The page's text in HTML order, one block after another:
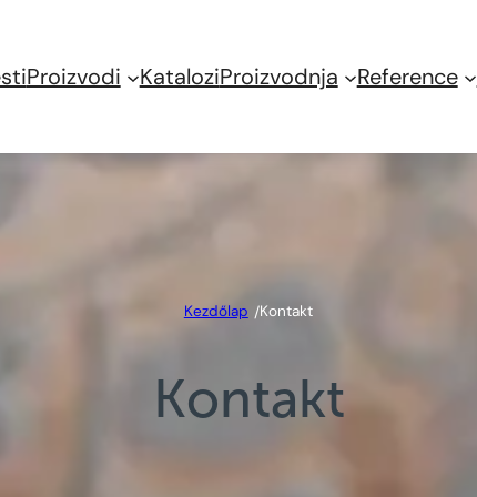
Proizvodi KataloziProizvodnja Reference
Kezdőlap /Kontakt
Kontakt